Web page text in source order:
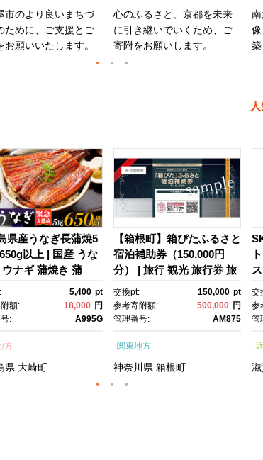
市のより良いまちづ
ために、ご支援とご
お願いいたします。
心のふるさと、京都を未来
に引き継いでいくため、ご
寄附をお願いします。
県産うなぎ長蒲焼5
以上 | 国産 うな
ウナギ 蒲焼き 蒲
やき unagi うなぎ
用丑の日 土用の丑
の日 魚 魚介 魚
ト 人気 おすす
島県 大崎町 大隅半
5,400 pt
額:
18,000 円
:
A995G
方
県 大崎町
【箱根町】箱ぴたふるさと
宿泊補助券（150,000円
分） | 旅行 観光 旅行券 旅
行クーポン クーポン 箱根
町ふるさと納税 神奈川県
ふるさと納税 神奈川県 箱
交換pt: 150,000 pt
参考寄附額:
500,000 円
管理番号:
AM875
関東地方
神奈川県 箱根町
2
交
参
管